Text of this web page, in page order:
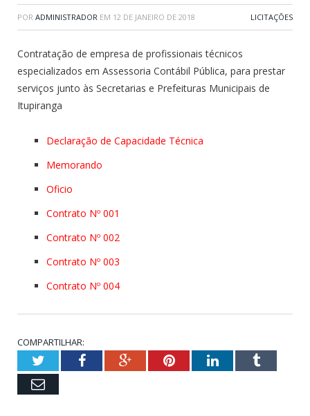
POR ADMINISTRADOR EM 12 DE JANEIRO DE 2018 LICITAÇÕES
Contratação de empresa de profissionais técnicos
especializados em Assessoria Contábil Pública, para prestar
serviços junto às Secretarias e Prefeituras Municipais de
Itupiranga
Declaração de Capacidade Técnica
Memorando
Oficio
Contrato Nº 001
Contrato Nº 002
Contrato Nº 003
Contrato Nº 004
COMPARTILHAR:
TwitterFacebookGoogle+PinterestLinkedInTumblr
Email